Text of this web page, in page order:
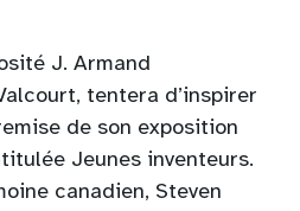
J. Armand
tentera d’inspirer
de son exposition
Jeunes inventeurs.
canadien, Steven